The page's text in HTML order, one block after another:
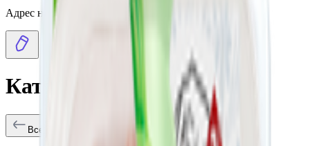
Адрес не выбран
Каталог товаров
Все заведения